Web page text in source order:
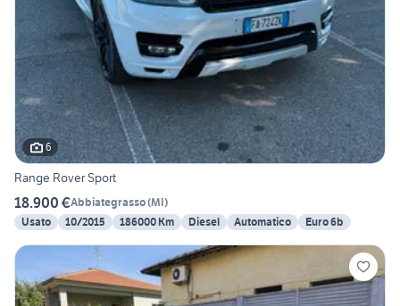
6
Range Rover Sport
18.900 €Abbiategrasso(MI)
Usato
10/2015 186000 Km Diesel Automatico Euro 6b